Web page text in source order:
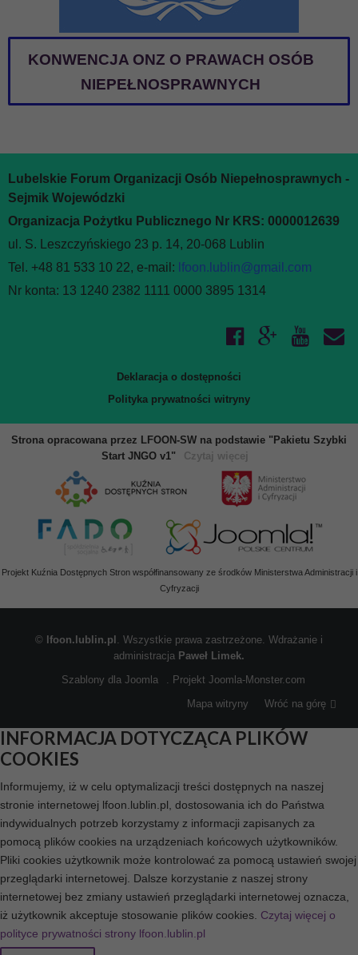
KONWENCJA ONZ O PRAWACH OSÓB
NIEPEŁNOSPRAWNYCH
Lubelskie Forum Organizacji Osób Niepełnosprawnych -
Sejmik Wojewódzki
Organizacja Pożytku Publicznego Nr KRS: 0000012639
ul. S. Leszczyńskiego 23 p. 14, 20-068 Lublin
Tel. +48 81 533 10 22, e-mail: lfoon.lublin@gmail.com
Nr konta: 13 1240 2382 1111 0000 3895 1314
Deklaracja o dostępności
Polityka prywatności witryny
Strona opracowana przez LFOON-SW na podstawie "Pakietu Szybki
Start JNGO v1"
Czytaj więcej
Projekt Kuźnia Dostępnych Stron współfinansowany ze środków Ministerstwa Administracji i
Cyfryzacji
© lfoon.lublin.pl . Wszystkie prawa zastrzeżone. Wdrażanie i
administracja Paweł Limek.
Szablony dla Joomla
. Projekt Joomla-Monster.com
Mapa witryny
Wróć na górę
INFORMACJA DOTYCZĄCA PLIKÓW
COOKIES
Informujemy, iż w celu optymalizacji treści dostępnych na naszej
stronie internetowej lfoon.lublin.pl, dostosowania ich do Państwa
indywidualnych potrzeb korzystamy z informacji zapisanych za
pomocą plików cookies na urządzeniach końcowych użytkowników.
Pliki cookies użytkownik może kontrolować za pomocą ustawień swojej
przeglądarki internetowej. Dalsze korzystanie z naszej strony
internetowej bez zmiany ustawień przeglądarki internetowej oznacza,
iż użytkownik akceptuje stosowanie plików cookies. Czytaj więcej o
polityce prywatności strony lfoon.lublin.pl